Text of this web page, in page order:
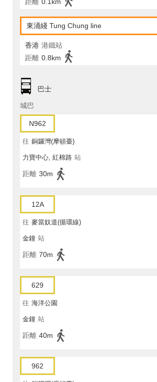
距離 0.1km
東涌綫 Tung Chung line
香港 港鐵站
距離 0.8km
巴士
城巴
N962
往 銅鑼灣(摩頓臺)
力寶中心, 紅棉路 站
距離 30m
12A
往 麥當奴道(循環線)
金鐘 站
距離 70m
629
往 海洋公園
金鐘 站
距離 40m
962